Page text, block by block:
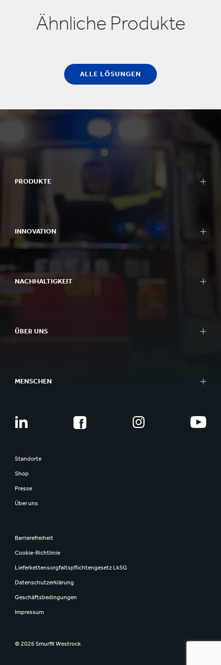
Ähnliche Produkte
ALLE LÖSUNGEN
PRODUKTE
INNOVATION
NACHHALTIGKEIT
ÜBER UNS
MENSCHEN
Standorte
Shop
Presse
Über uns
Barrierefreiheit
Cookie-Richtlinie
Lieferkettensorgfaltspflichtengesetz LkSG
Datenschutzerklärung
Geschäftsbedingungen
Impressum
© 2026 Smurfit Westrock